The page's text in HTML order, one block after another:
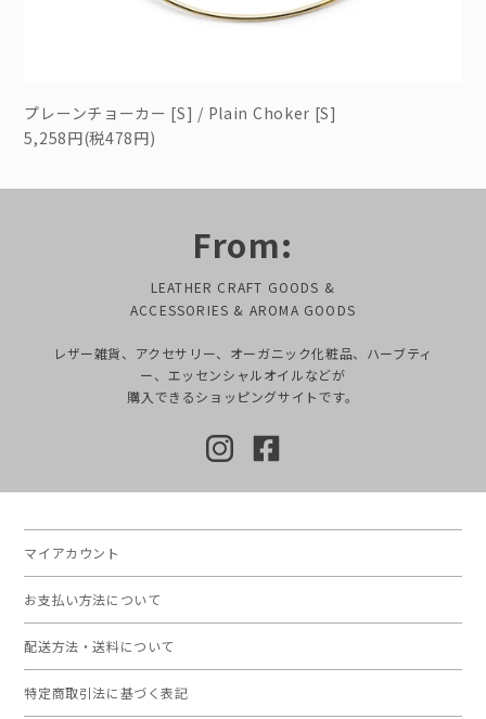
プレーンチョーカー [S] / Plain Choker [S]
5,258円(税478円)
From:
LEATHER CRAFT GOODS &
ACCESSORIES & AROMA GOODS
レザー雑貨、アクセサリー、オーガニック化粧品、ハーブティ
ー、エッセンシャルオイルなどが
購入できるショッピングサイトです。
マイアカウント
お支払い方法について
配送方法・送料について
特定商取引法に基づく表記